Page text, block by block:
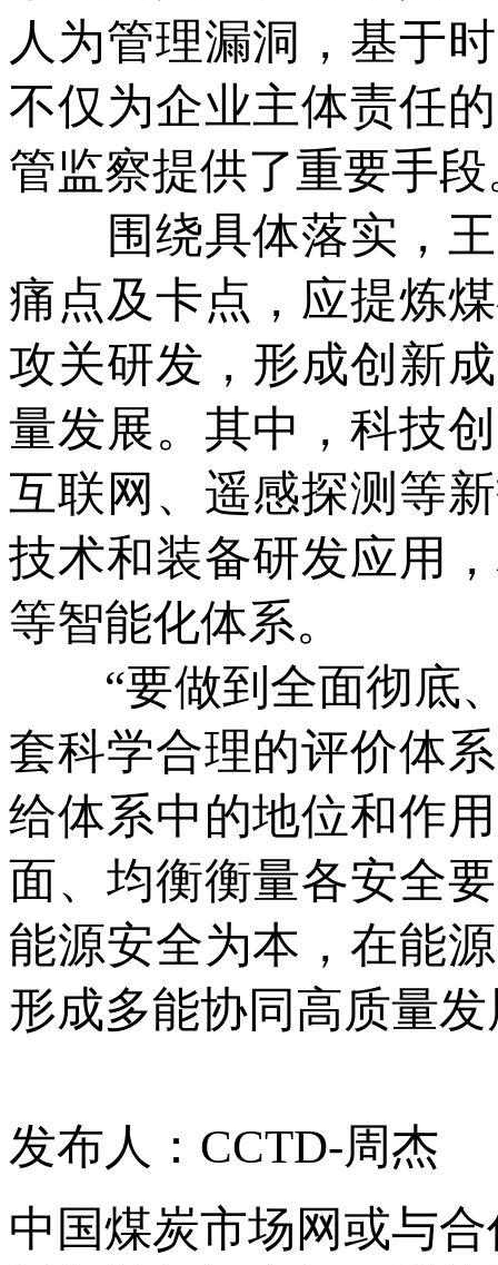
人为管理漏洞，基于
不仅为企业主体责任
管监察提供了重要手
围绕具体落实，王
痛点及卡点，应提炼
攻关研发，形成创新
量发展。其中，科技
互联网、遥感探测等
技术和装备研发应用
等智能化体系。
“要做到全面彻底、
套科学合理的评价体
给体系中的地位和作
面、均衡衡量各安全
能源安全为本，在能
形成多能协同高质量
发布人：CCTD-周杰
中国煤炭市场网或与